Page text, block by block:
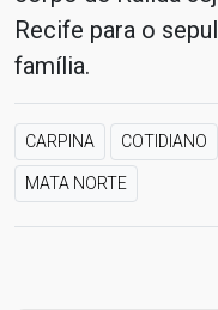
Recife para o
família.
CARPINA COTIDIANO
MATA NORTE